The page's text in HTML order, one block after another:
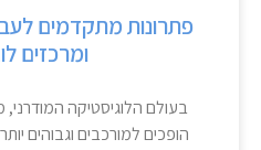
פתרונות מתקדמים
ומרכזים
בעולם הלוגיסטיקה המודרני,
הופכים למורכבים וגבוהים